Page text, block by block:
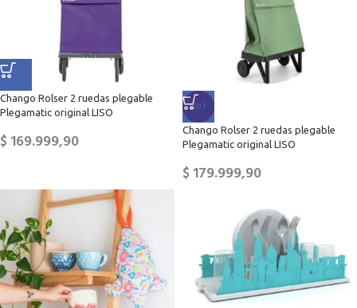
Chango Rolser 2 ruedas plegable
Plegamatic original LISO
$169.999,90
HOT
Chango Rolser 2 ruedas plegable
Plegamatic original LISO
$179.999,90